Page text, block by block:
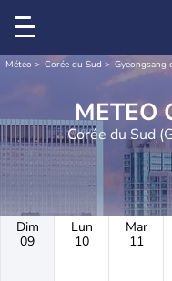
Météo Corée du Sud Gyeongsang
Corée du Sud
Dim
09
Lun
10
Mar
11